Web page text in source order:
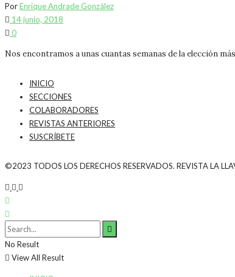
PorEnrique Andrade González
14 junio, 2018
0
Nos encontramos a unas cuantas semanas de la elección
INICIO
SECCIONES
COLABORADORES
REVISTAS ANTERIORES
SUSCRÍBETE
©2023 TODOS LOS DERECHOS RESERVADOS. REVISTA LA
No Result
View All Result